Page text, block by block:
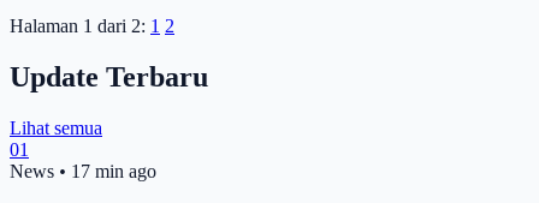
Halaman 1 dari 2: 1 2
Update Terbaru
Lihat semua
01
News • 17 min ago